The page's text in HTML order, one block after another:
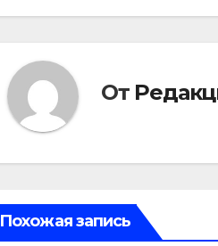
От
Похожая запись